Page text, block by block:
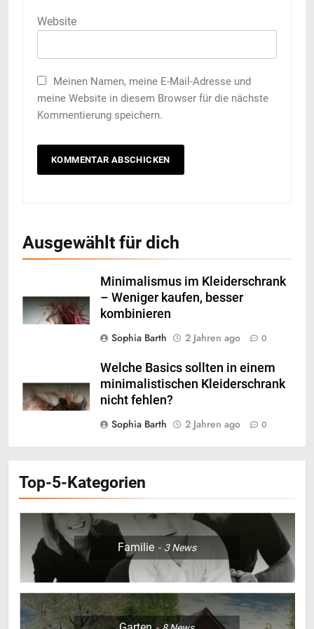
Website
Meinen Namen, meine E-Mail-Adresse und
meine Website in diesem Browser für die nächste
Kommentierung speichern.
Ausgewählt für dich
Minimalismus im Kleiderschrank
– Weniger kaufen, besser
kombinieren
Sophia Barth
2 Jahren ago 0
Welche Basics sollten in einem
minimalistischen Kleiderschrank
nicht fehlen?
Sophia Barth
2 Jahren ago 0
Top-5-Kategorien
Familie 3News
5
Der Haargummi Guide 2026:
Trends, Materialien und die
Zukunft deines Lieblings-
Accessoires
LIFESTYLE
6